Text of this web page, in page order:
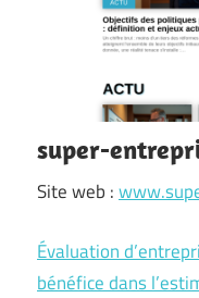
super-
Site web :
Évaluation
bénéfice dans